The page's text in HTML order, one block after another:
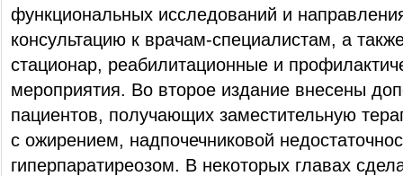
функциональных исследований и
консультацию к врачам-специалистам, а
стационар, реабилитационные и
мероприятия. Во второе издание внесены
пациентов, получающих заместительную
с ожирением, надпочечниковой
гиперпаратиреозом. В некоторых главах